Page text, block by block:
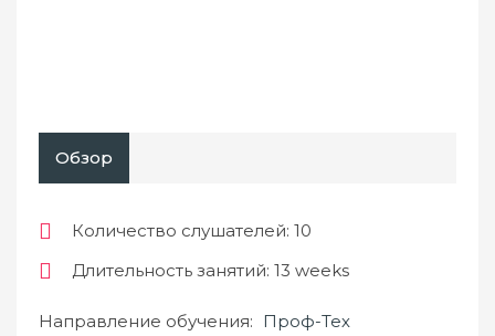
Обзор
Количество слушателей: 10
Длительность занятий: 13 weeks
Направление обучения: Проф-Тех